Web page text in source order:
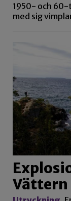
1950- och
med sig
Vättern